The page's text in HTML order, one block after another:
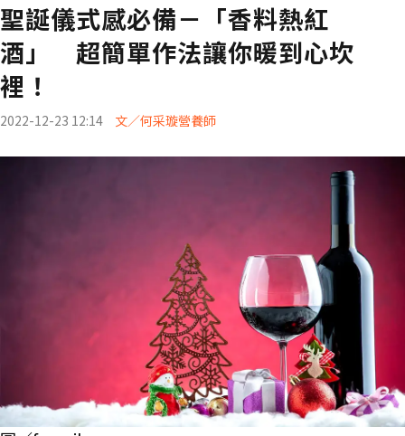
聖誕儀式感必備－「香料熱紅
酒」 超簡單作法讓你暖到心坎
裡！
2022-12-23 12:14 文／何采璇營養師